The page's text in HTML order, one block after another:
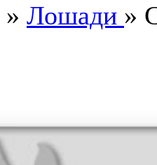
» Лошади »